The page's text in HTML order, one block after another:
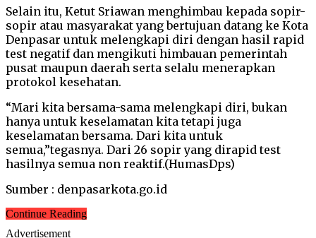
Selain itu, Ketut Sriawan menghimbau kepada sopir-
sopir atau masyarakat yang bertujuan datang ke Kota
Denpasar untuk melengkapi diri dengan hasil rapid
test negatif dan mengikuti himbauan pemerintah
pusat maupun daerah serta selalu menerapkan
protokol kesehatan.
“Mari kita bersama-sama melengkapi diri, bukan
hanya untuk keselamatan kita tetapi juga
keselamatan bersama. Dari kita untuk
semua,”tegasnya. Dari 26 sopir yang dirapid test
hasilnya semua non reaktif.(HumasDps)
Sumber : denpasarkota.go.id
Continue Reading
Advertisement